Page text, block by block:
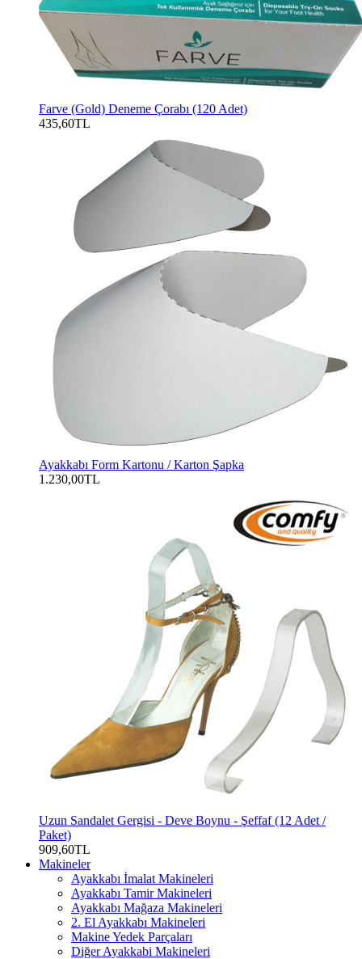
Farve (Gold) Deneme Çorabı (120 Adet)
435,60TL
Ayakkabı Form Kartonu / Karton Şapka
1.230,00TL
Uzun Sandalet Gergisi - Deve Boynu - Şeffaf (12 Adet /
Paket)
909,60TL
Makineler
Ayakkabı İmalat Makineleri
Ayakkabı Tamir Makineleri
Ayakkabı Mağaza Makineleri
2. El Ayakkabı Makineleri
Makine Yedek Parçaları
Diğer Ayakkabi Makineleri